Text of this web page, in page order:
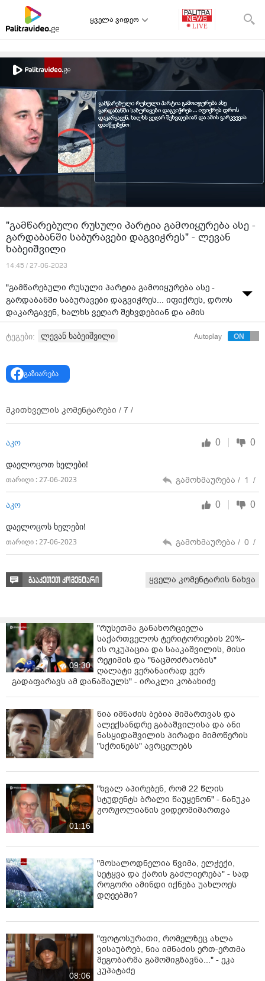
ყველა ვიდეო
"გამწარებული რუსული პარტია გამოიყურება ასე -
გარდაბანში საბურავები დაგვიჭრეს" - ლევან
ხაბეიშვილი
14:45 / 27-06-2023
"გამწარებული რუსული პარტია გამოიყურება ასე -
გარდაბანში საბურავები დაგვიჭრეს... იფიქრეს, დროს
დაკარგავენ, ხალხს ვეღარ შეხვდებიან და ამის
გარკვევას დაიწყებენო...
გავისტუმრებთ ბევრი შრომით და ხალხთან ერთად
ბრძოლით" - ამის შესახებ "ნაციონალური მოძრაობის"
წერს და ფოტოს აქვეყნებს.
ტეგები: ლევან ხაბეიშვილი Autoplay
გაზიარება
მკითხველის კომენტარები / 7 /
აკო 0 0
დაელოცოთ ხელები!
თარიღი : 27-06-2023 გამოხმაურება / 1 /
აკო 0 0
დაელოცოს ხელები!
თარიღი : 27-06-2023 გამოხმაურება / 0 /
გააკეთეთ კომენტარი ყველა კომენტარის ნახვა
09:30
"რუსეთმა განახორციელა
საქართველოს ტერიტორიების 20%-
ის ოკუპაცია და სააკაშვილის, მისი
რეჟიმის და "ნაცმოძრაობის"
ღალატი ვერანაირად ვერ
გადაფარავს ამ დანაშაულს" - ირაკლი კობახიძე
ნია იმნაძის ბებია მიმართვას და
ალექსანდრე გაბაშვილისა და ანი
ნასყიდაშვილის პირადი მიმოწერის
"სქრინებს" ავრცელებს
01:16
"ხვალ აპირებენ, რომ 22 წლის
სტუდენტს ბრალი წაუყენონ" - ნანუკა
ჟორჟოლიანის ვიდეომიმართვა
"მოსალოდნელია წვიმა, ელჭექი,
სეტყვა და ქარის გაძლიერება" - სად
როგორი ამინდი იქნება უახლოეს
დღეებში?
08:06
"ფოტოსურათი, რომელზეც ახლა
ვისაუბრებ, ნია იმნაძის ერთ-ერთმა
მეგობარმა გამომიგზავნა..." - ეკა
კუპატაძე